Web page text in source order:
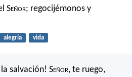
Señor; regocijémonos y
alegría vida
salvación! Señor, te ruego,